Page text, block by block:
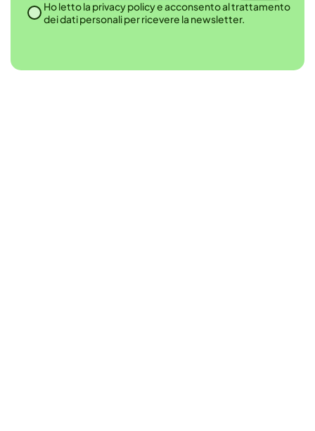
Ho letto la privacy policy e acconsento al trattamento
dei dati personali per ricevere la newsletter.